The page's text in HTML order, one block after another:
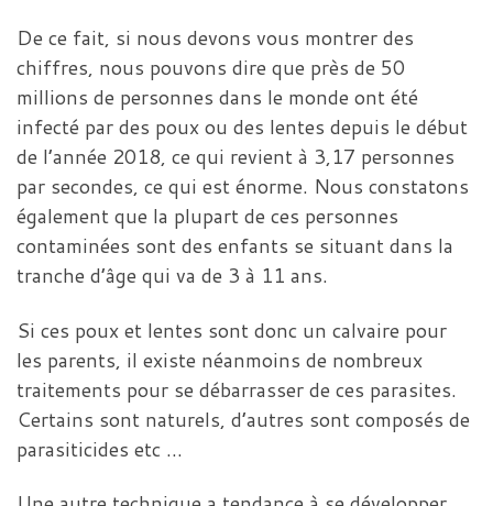
De ce fait, si nous devons vous montrer des
chiffres, nous pouvons dire que près de 50
millions de personnes dans le monde ont été
infecté par des poux ou des lentes depuis le début
de l’année 2018, ce qui revient à 3,17 personnes
par secondes, ce qui est énorme. Nous constatons
également que la plupart de ces personnes
contaminées sont des enfants se situant dans la
tranche d’âge qui va de 3 à 11 ans.
Si ces poux et lentes sont donc un calvaire pour
les parents, il existe néanmoins de nombreux
traitements pour se débarrasser de ces parasites.
Certains sont naturels, d’autres sont composés de
parasiticides etc …